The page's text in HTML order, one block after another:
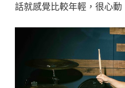
話就感覺比較年輕，很心動